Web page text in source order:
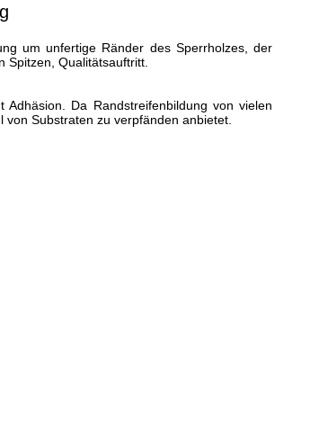
um unfertige Ränder des Sperrholzes, der
Spitzen, Qualitätsauftritt.
Da Randstreifenbildung von vielen
Substraten zu verpfänden anbietet.